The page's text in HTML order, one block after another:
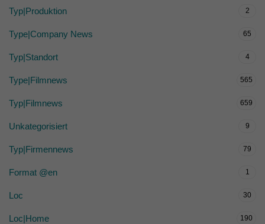
Typ|Produktion 2
Type|Company News 65
Typ|Standort 4
Type|Filmnews 565
Typ|Filmnews 659
Unkategorisiert 9
Typ|Firmennews 79
Format @en 1
Loc 30
Loc|Home 190